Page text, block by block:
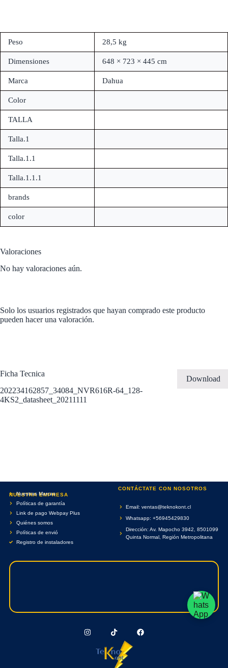
Peso 28,5 kg
Dimensiones 648 × 723 × 445 cm
Marca Dahua
Color
TALLA
Talla.1
Talla.1.1
Talla.1.1.1
brands
color
Valoraciones
No hay valoraciones aún.
Solo los usuarios registrados que hayan comprado este producto
pueden hacer una valoración.
Ficha Tecnica
Download
202234162857_34084_NVR616R-64_128-
4KS2_datasheet_20211111
NUESTRA EMPRESA
Nuestras Marcas
Políticas de garantía
Link de pago Webpay Plus
Quiénes somos
Políticas de envió
Registro de instaladores
CONTÁCTATE CON NOSOTROS
Email: ventas@teknokont.cl
Whatsapp: +56945429830
Dirección: Av. Mapocho 3942, 8501099
Quinta Normal, Región Metropolitana